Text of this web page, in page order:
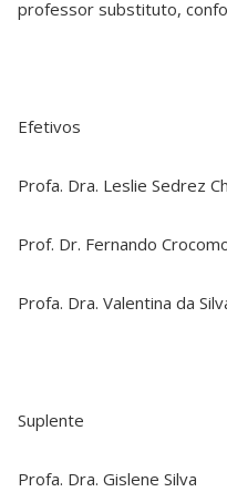
professor substituto,
Efetivos
Profa. Dra. Leslie Sedrez
Prof. Dr. Fernando
Profa. Dra. Valentina da
Suplente
Profa. Dra. Gislene Silva